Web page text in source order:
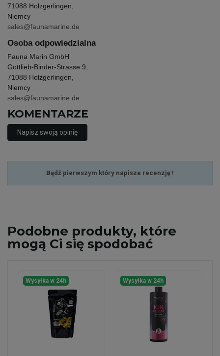
71088 Holzgerlingen,
Niemcy
sales@faunamarine.de
Osoba odpowiedzialna
Fauna Marin GmbH
Gottlieb-Binder-Strasse 9,
71088 Holzgerlingen,
Niemcy
sales@faunamarine.de
KOMENTARZE
Napisz swoją opinię
Bądź pierwszym który napisze recenzję !
Podobne produkty, które
mogą Ci się spodobać
Wysyłka w 24h Wysyłka w 24h